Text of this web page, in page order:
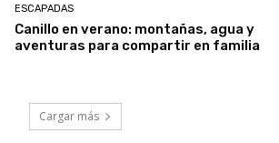
ESCAPADAS
Canillo en verano: montañas, agua y
aventuras para compartir en familia
Cargar más